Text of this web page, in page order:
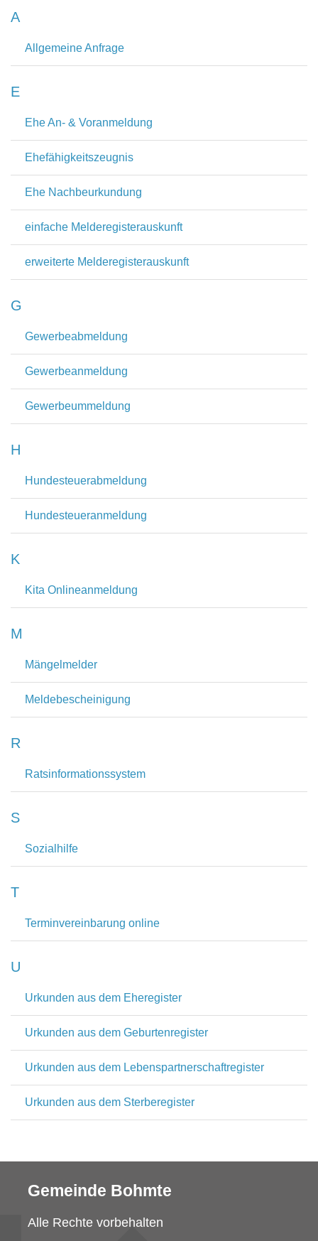
A
Allgemeine Anfrage
E
Ehe An- & Voranmeldung
Ehefähigkeitszeugnis
Ehe Nachbeurkundung
einfache Melderegisterauskunft
erweiterte Melderegisterauskunft
G
Gewerbeabmeldung
Gewerbeanmeldung
Gewerbeummeldung
H
Hundesteuerabmeldung
Hundesteueranmeldung
K
Kita Onlineanmeldung
M
Mängelmelder
Meldebescheinigung
R
Ratsinformationssystem
S
Sozialhilfe
T
Terminvereinbarung online
U
Urkunden aus dem Eheregister
Urkunden aus dem Geburtenregister
Urkunden aus dem Lebenspartnerschaftregister
Urkunden aus dem Sterberegister
Gemeinde Bohmte
Alle Rechte vorbehalten